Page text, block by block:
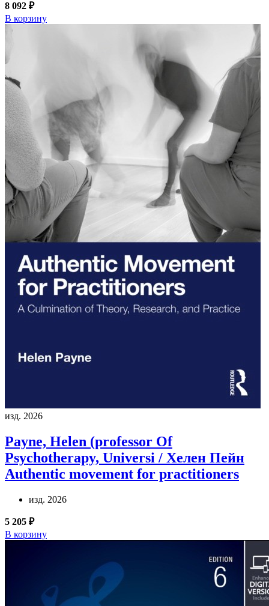
8 092 ₽
В корзину
изд. 2026
Payne, Helen (professor Of
Psychotherapy, Universi / Хелен Пейн
Authentic movement for practitioners
изд. 2026
5 205 ₽
В корзину